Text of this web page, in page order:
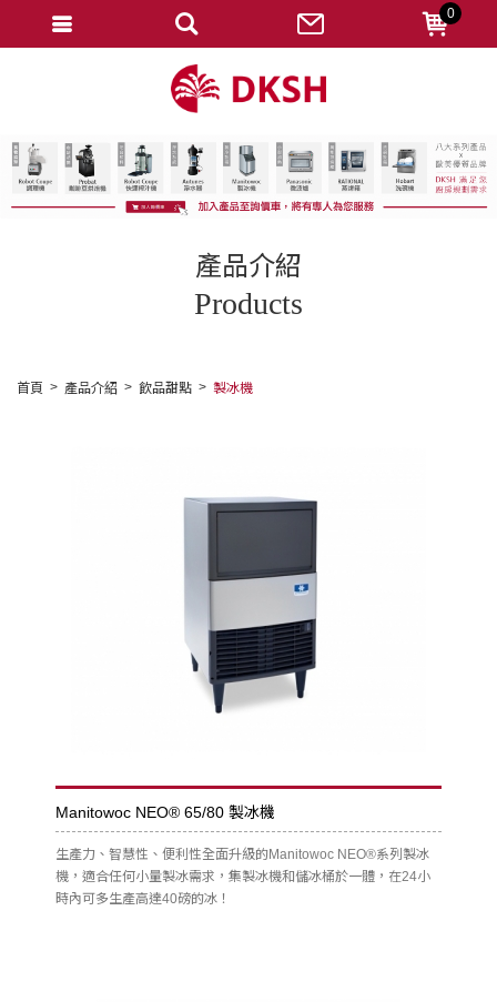
產品介紹
Products
首頁 產品介紹 飲品甜點 製冰機
Manitowoc NEO® 65/80 製冰機
生產力、智慧性、便利性全面升級的Manitowoc NEO®系列製冰
機，適合任何小量製冰需求，集製冰機和儲冰桶於一體，在24小
時內可多生產高達40磅的冰！
0
忘記密碼
變更密碼